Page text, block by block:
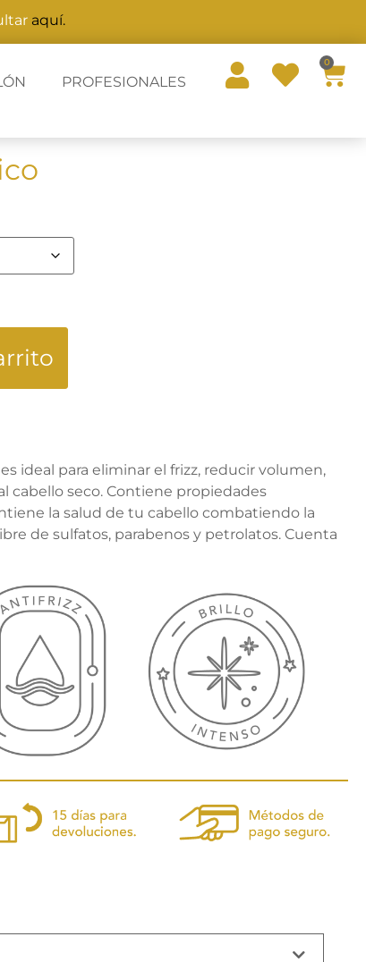
aquí.
PROFESIONALES
0
ideal para eliminar el frizz, reducir volumen,
cabello seco. Contiene propiedades
la salud de tu cabello combatiendo la
de sulfatos, parabenos y petrolatos. Cuenta